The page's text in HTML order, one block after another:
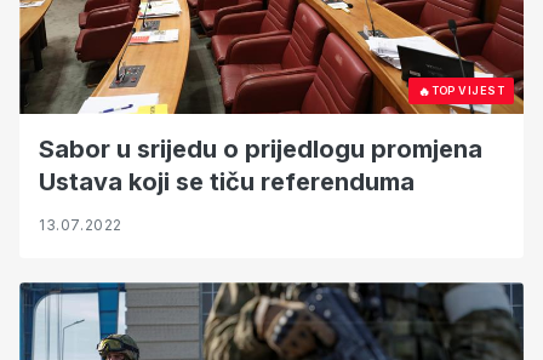
🔥TOP VIJEST
Sabor u srijedu o prijedlogu promjena
Ustava koji se tiču referenduma
13.07.2022